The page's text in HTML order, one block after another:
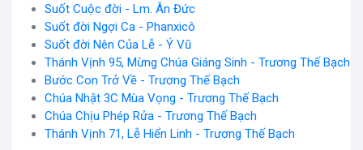
Suốt Cuộc đời - Lm. Ân Đức
Suốt đời Ngợi Ca - Phanxicô
Suốt đời Nên Của Lễ - Ý Vũ
Thánh Vịnh 95, Mừng Chúa Giáng Sinh - Trương Thế Bạch
Bước Con Trở Về - Trương Thế Bạch
Chúa Nhật 3C Mùa Vọng - Trương Thế Bạch
Chúa Chịu Phép Rửa - Trương Thế Bạch
Thánh Vịnh 71, Lễ Hiển Linh - Trương Thế Bạch